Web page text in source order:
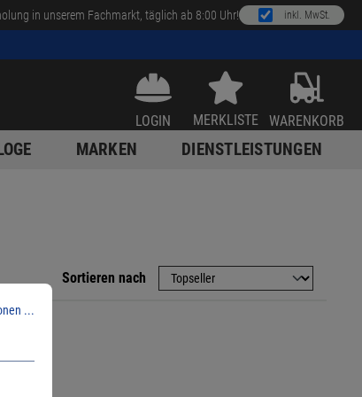
in unserem Fachmarkt, täglich ab 8:00 Uhr! inkl. MwSt.
LOGIN MERKLISTE WARENKORB
MARKEN DIENSTLEISTUNGEN
Sortieren nach
...